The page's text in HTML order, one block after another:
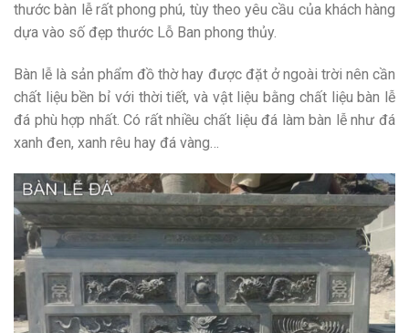
thước bàn lễ rất phong phú, tùy theo yêu cầu của khách hàng
dựa vào số đẹp thước Lỗ Ban phong thủy.
Bàn lễ là sản phẩm đồ thờ hay được đặt ở ngoài trời nên cần
chất liệu bền bỉ với thời tiết, và vật liệu bằng chất liệu bàn lễ
đá phù hợp nhất. Có rất nhiều chất liệu đá làm bàn lễ như đá
xanh đen, xanh rêu hay đá vàng…